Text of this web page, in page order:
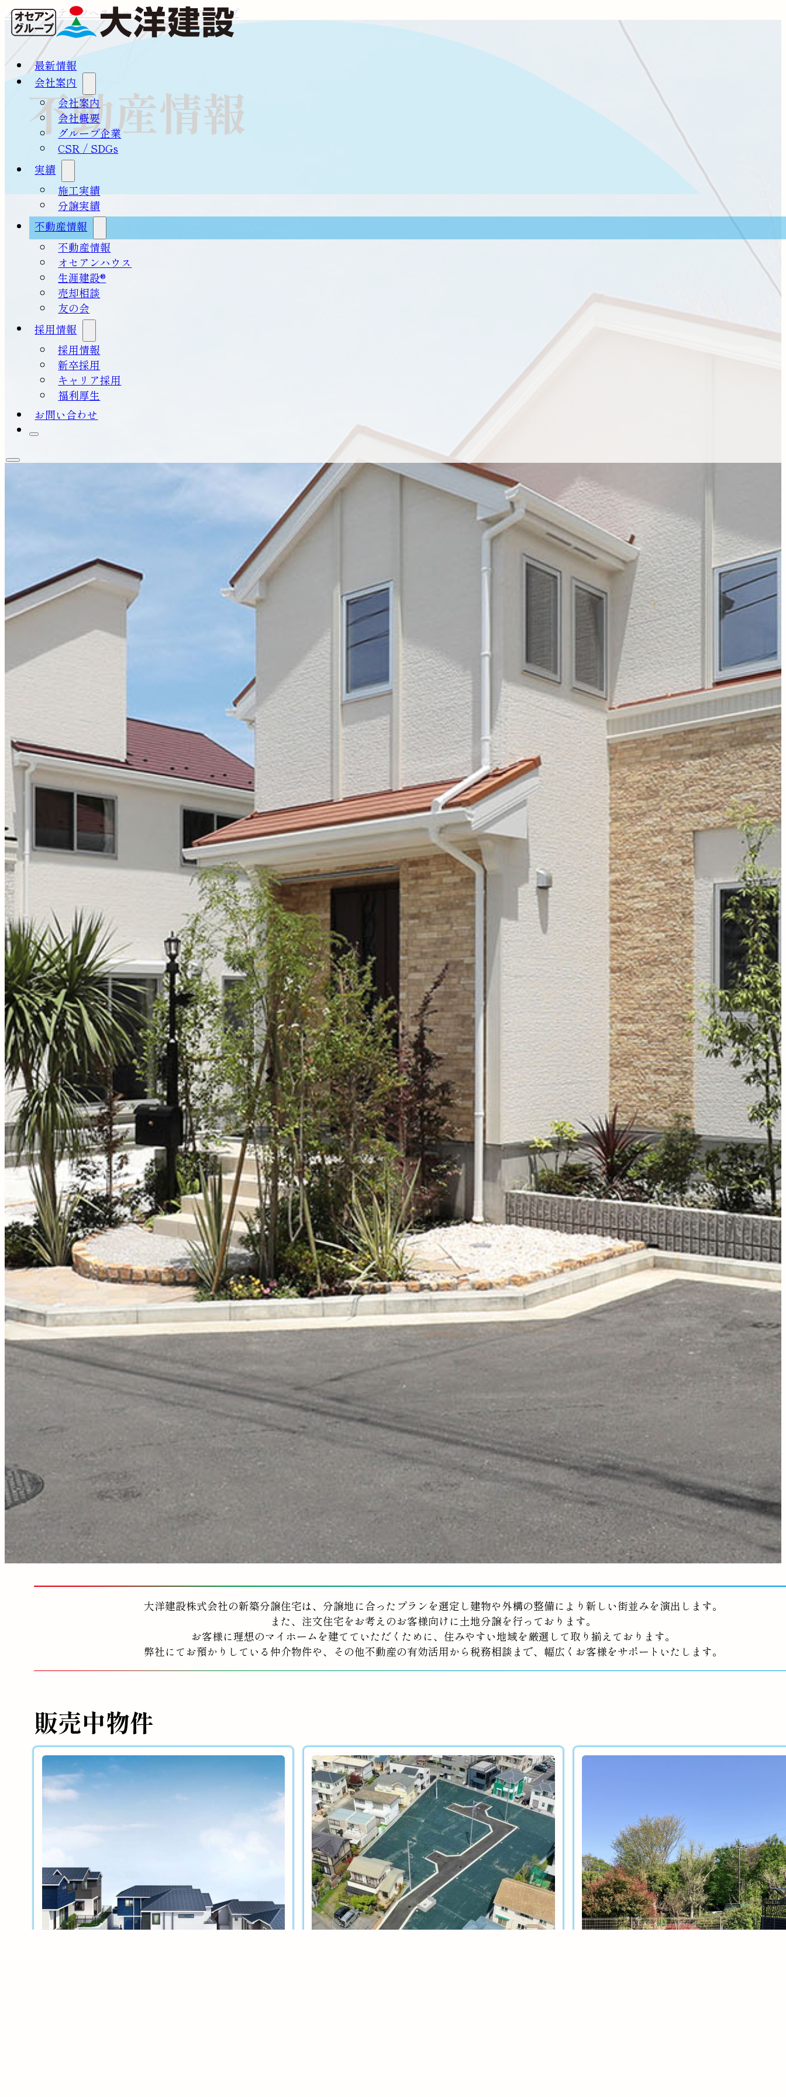
メインコンテンツへスキップフッターへスキップ
最新情報
会社案内
会社案内
会社概要
グループ企業
CSR / SDGs
実績
施工実績
分譲実績
不動産情報
不動産情報
オセアンハウス
生涯建設®
売却相談
友の会
採用情報
採用情報
新卒採用
キャリア採用
福利厚生
お問い合わせ
不動産情報
大洋建設株式会社の新築分譲住宅は、分譲地に合ったプランを選定し建物や外構の整備により新しい街並みを演出します。
また、注文住宅をお考えのお客様向けに土地分譲を行っております。
お客様に理想のマイホームを建てていただくために、住みやすい地域を厳選して取り揃えております。
弊社にてお預かりしている仲介物件や、その他不動産の有効活用から税務相談まで、幅広くお客様をサポートいたします。
販売中物件